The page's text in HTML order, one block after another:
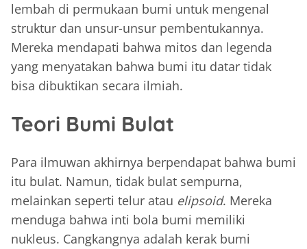
lembah di permukaan bumi untuk mengenal
struktur dan unsur-unsur pembentukannya.
Mereka mendapati bahwa mitos dan legenda
yang menyatakan bahwa bumi itu datar tidak
bisa dibuktikan secara ilmiah.
Teori Bumi Bulat
Para ilmuwan akhirnya berpendapat bahwa bumi
itu bulat. Namun, tidak bulat sempurna,
melainkan seperti telur atau elipsoid. Mereka
menduga bahwa inti bola bumi memiliki
nukleus. Cangkangnya adalah kerak bumi